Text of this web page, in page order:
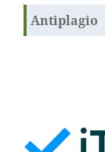
Antiplagio